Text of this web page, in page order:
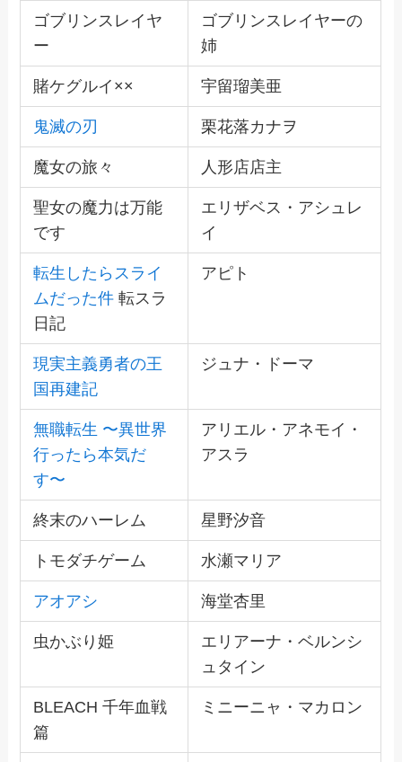
ゴブリンスレイヤ
ー
ゴブリンスレイヤーの
姉
賭ケグルイ×× 宇留瑠美亜
鬼滅の刃 栗花落カナヲ
魔女の旅々 人形店店主
聖女の魔力は万能
です
エリザベス・アシュレ
イ
転生したらスライ
ムだった件転スラ
日記
アピト
現実主義勇者の王
国再建記
ジュナ・ドーマ
無職転生 〜異世界
行ったら本気だ
す〜
アリエル・アネモイ・
アスラ
終末のハーレム 星野汐音
トモダチゲーム 水瀬マリア
アオアシ 海堂杏里
虫かぶり姫
エリアーナ・ベルンシ
ュタイン
BLEACH 千年血戦
篇
ミニーニャ・マカロン